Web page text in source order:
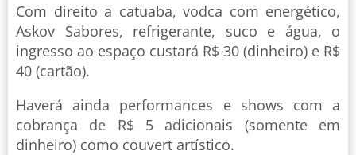
Com direito a catuaba, vodca com energético,
Askov Sabores, refrigerante, suco e água, o
ingresso ao espaço custará R$ 30 (dinheiro) e R$
40 (cartão).
Haverá ainda performances e shows com a
cobrança de R$ 5 adicionais (somente em
dinheiro) como couvert artístico.